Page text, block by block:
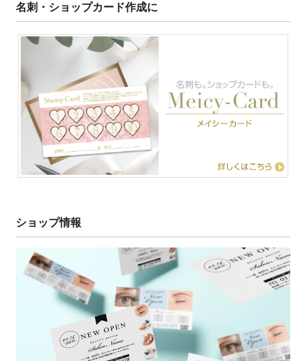
名刺・ショップカード作成に
ショップ情報